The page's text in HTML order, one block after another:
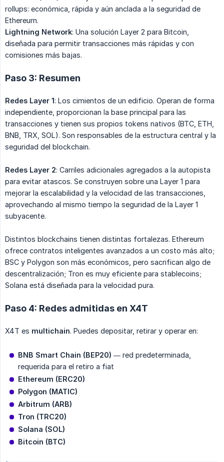
rollups: económica, rápida y aún anclada a la seguridad de
Ethereum.
Lightning Network: Una solución Layer 2 para Bitcoin,
diseñada para permitir transacciones más rápidas y con
comisiones más bajas.
Paso 3: Resumen
Redes Layer 1: Los cimientos de un edificio. Operan de forma
independiente, proporcionan la base principal para las
transacciones y tienen sus propios tokens nativos (BTC, ETH,
BNB, TRX, SOL). Son responsables de la estructura central y la
seguridad del blockchain.
Redes Layer 2: Carriles adicionales agregados a la autopista
para evitar atascos. Se construyen sobre una Layer 1 para
mejorar la escalabilidad y la velocidad de las transacciones,
aprovechando al mismo tiempo la seguridad de la Layer 1
subyacente.
Distintos blockchains tienen distintas fortalezas. Ethereum
ofrece contratos inteligentes avanzados a un costo más alto;
BSC y Polygon son más económicos, pero sacrifican algo de
descentralización; Tron es muy eficiente para stablecoins;
Solana está diseñada para la velocidad pura.
Paso 4: Redes admitidas en X4T
X4T es multichain. Puedes depositar, retirar y operar en:
BNB Smart Chain (BEP20) — red predeterminada,
requerida para el retiro a fiat
Ethereum (ERC20)
Polygon (MATIC)
Arbitrum (ARB)
Tron (TRC20)
Solana (SOL)
Bitcoin (BTC)